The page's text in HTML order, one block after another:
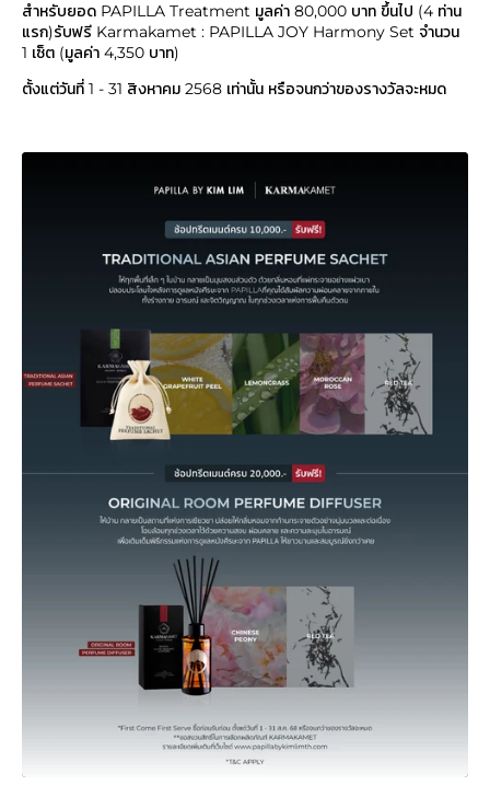
สำหรับยอด PAPILLA Treatment มูลค่า 80,000 บาท ขึ้นไป (4 ท่าน
แรก)รับฟรี Karmakamet : PAPILLA JOY Harmony Set จำนวน
1 เซ็ต (มูลค่า 4,350 บาท)
ตั้งแต่วันที่ 1 - 31 สิงหาคม 2568 เท่านั้น หรือจนกว่าของรางวัลจะหมด